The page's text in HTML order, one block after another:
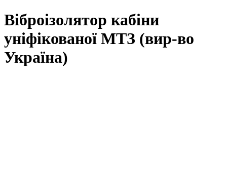
Віброізолятор кабіни
уніфікованої МТЗ (вир-во
Україна)